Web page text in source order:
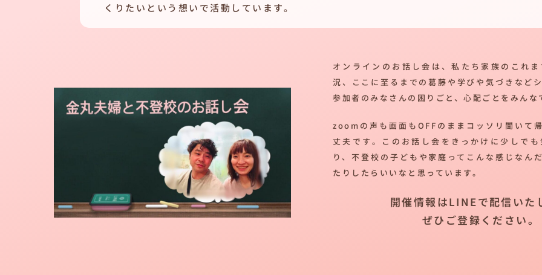
くりたいという想いで活動しています。
オンラインのお話し会は、私たち家族のこれ
況、ここに至るまでの葛藤や学びや気づきなど
参加者のみなさんの困りごと、心配ごとをみんな
zoomの声も画面もOFFのままコッソリ聞いて
丈夫です。このお話し会をきっかけに少しで
り、不登校の子どもや家庭ってこんな感じなん
たりしたらいいなと思っています。
開催情報はLINEで配信いた
ぜひご登録ください。